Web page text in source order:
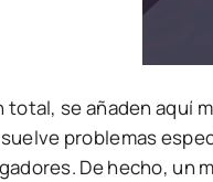
total, se añaden aquí
problemas
De hecho, un